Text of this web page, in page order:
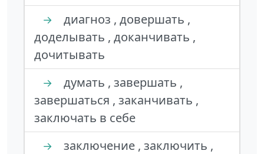
→
диагноз , довершать ,
доделывать , доканчивать ,
дочитывать
→
думать , завершать ,
завершаться , заканчивать ,
заключать в себе
→
заключение , заключить ,